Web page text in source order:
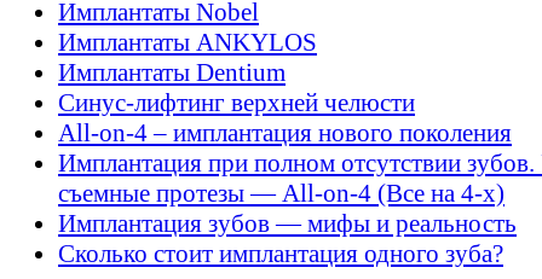
Имплантаты Nobel
Имплантаты ANKYLOS
Имплантаты Dentium
Синус-лифтинг верхней челюсти
All-on-4 – имплантация нового поколения
Имплантация при полном отсутствии
съемные протезы — All-on-4 (Все на 4-х)
Имплантация зубов — мифы и реальность
Сколько стоит имплантация одного зуба?